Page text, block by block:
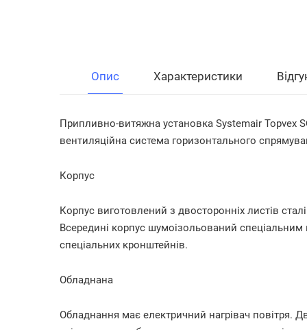
Опис Характеристики
Припливно-витяжна установка Systemair Topvex
вентиляційна система горизонтального
Корпус
Корпус виготовлений з двосторонніх листів
Всередині корпус шумоізольований
спеціальних кронштейнів.
Обладнана
Обладнання має електричний нагрівач повітря.